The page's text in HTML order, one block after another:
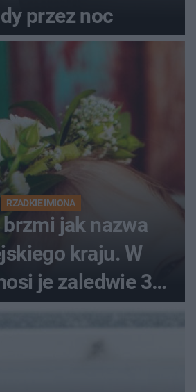
przez noc
RZADKIE IMIONA
jak nazwa
kraju. W
je zaledwie 3
kobiety